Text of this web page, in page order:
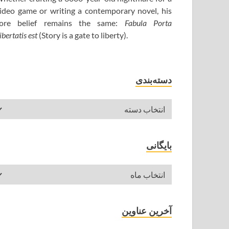
game or writing a contemporary novel, his
belief remains the same: Fabula Porta
est(Story is a gate to liberty).
دسته‌بندی
بایگانی
آخرین عناوین